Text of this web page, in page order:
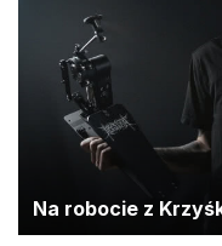
Na robocie z